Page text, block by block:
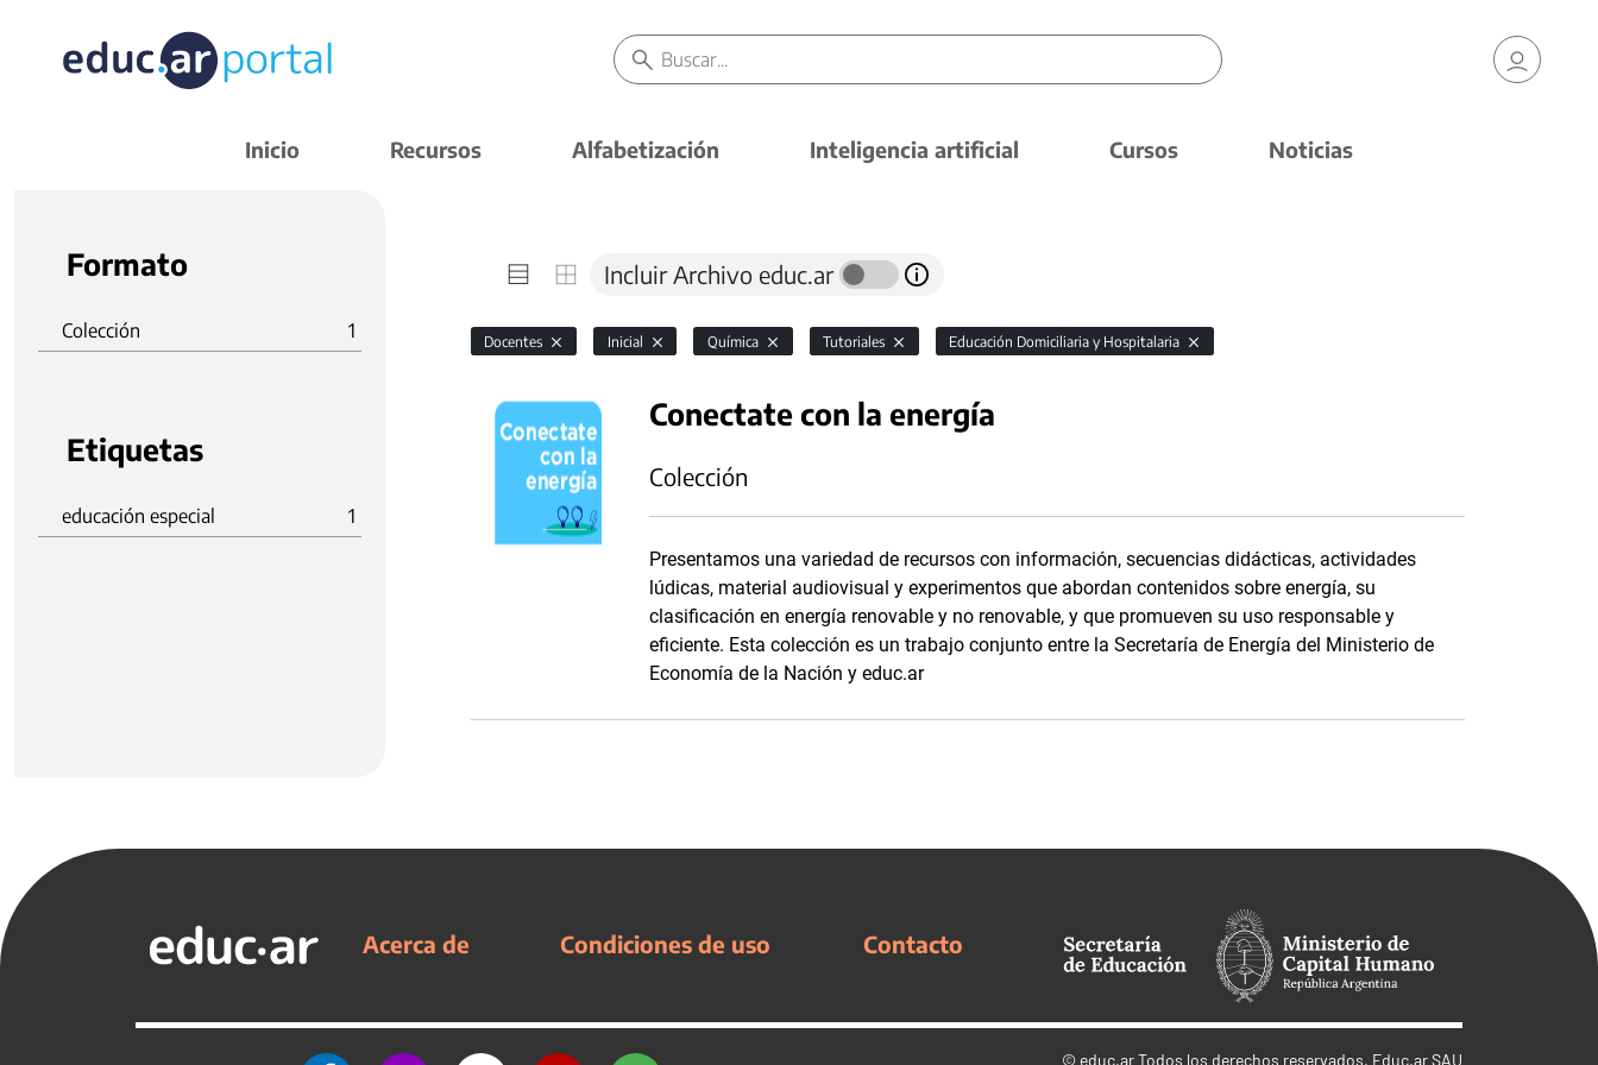
Inicio Recursos Alfabetización Inteligencia artificial Cursos Noticias
Formato
Colección 1
Etiquetas
educación especial 1
Incluir Archivo educ.ar
Docentes Inicial Química Tutoriales Educación Domiciliaria y Hospitalaria
Conectate con la energía
Colección
Presentamos una variedad de recursos con información, secuencias didácticas, actividades
lúdicas, material audiovisual y experimentos que abordan contenidos sobre energía, su
clasificación en energía renovable y no renovable, y que promueven su uso responsable y
eficiente. Esta colección es un trabajo conjunto entre la Secretaría de Energía del Ministerio de
Economía de la Nación y educ.ar
Acerca de Condiciones de uso Contacto
© educ.arTodos los derechos reservados. Educ.ar SAU